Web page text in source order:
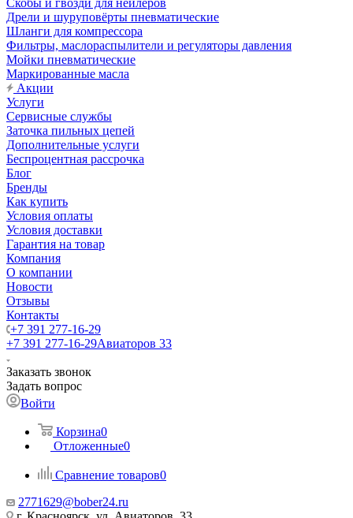
Скобы и гвозди для нейлеров
Дрели и шуруповёрты пневматические
Шланги для компрессора
Фильтры, маслораспылители и регуляторы давления
Мойки пневматические
Маркированные масла
Акции
Услуги
Сервисные службы
Заточка пильных цепей
Дополнительные услуги
Беспроцентная рассрочка
Блог
Бренды
Как купить
Условия оплаты
Условия доставки
Гарантия на товар
Компания
О компании
Новости
Отзывы
Контакты
+7 391 277-16-29
+7 391 277-16-29Авиаторов 33
Заказать звонок
Задать вопрос
Войти
Корзина0
Отложенные0
Сравнение товаров0
2771629@bober24.ru